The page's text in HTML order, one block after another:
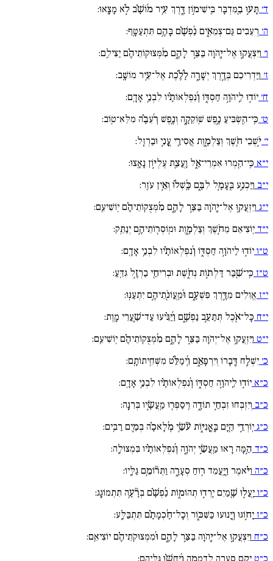
ד׳ תָּע֣וּ בַ֖מִּדְבָּר בִּֽישִׁימ֣וֹן דָּ֑רֶךְ עִ֥יר מ֜וֹשָׁ֗ב לֹ֣א מָצָֽאוּ:
ה׳ רְעֵבִים גַּם־צְמֵאִ֑ים נַ֜פְשָׁ֗ם בָּהֶ֥ם תִּתְעַטָּֽף:
ו׳ וַיִּצְעֲק֣וּ אֶל־יְ֖הֹוָה בַּצַּ֣ר לָהֶ֑ם מִ֜מְּצוּקֽוֹתֵיהֶ֗ם יַצִּילֵֽם:
ז׳ וַיַּדְרִיכֵם בְּדֶ֣רֶךְ יְשָׁרָ֑ה לָ֜לֶ֗כֶת אֶל־עִ֥יר מוֹשָֽׁב:
ח׳ יוֹד֣וּ לַֽיהֹוָ֣ה חַסְדּ֑וֹ וְ֜נִפְלְאוֹתָ֗יו לִבְנֵ֥י אָדָֽם:
ט׳ כִּֽי־הִ֖שְׂבִּיעַ נֶ֣פֶשׁ שֽׁוֹקֵקָ֑ה וְנֶ֥פֶשׁ רְ֜עֵבָ֗ה מִלֵּא־טֽוֹב:
י׳ יֹ֣שְׁבֵי חֹ֥שֶׁךְ וְצַלְמָ֑וֶת אֲסִירֵ֖י עֳנִ֣י וּבַרְזֶֽל:
י״א כִּֽי־הִ֖מְרוּ אִמְרֵי־אֵ֑ל וַֽעֲצַ֖ת עֶלְי֣וֹן נָאָֽצוּ:
י״ב וַיַּכְנַ֣ע בֶּֽעָמָ֣ל לִבָּ֑ם כָּֽ֜שְׁל֗וּ וְאֵ֣ין עֹזֵֽר:
י״ג וַיִּזְעֲק֣וּ אֶל־יְ֖הֹוָה בַּצַּ֣ר לָהֶ֑ם מִ֜מְּצֻקֽוֹתֵיהֶ֗ם יֽוֹשִׁיעֵֽם:
י״ד יֽוֹצִיאֵם מֵחֹ֣שֶׁךְ וְצַלְמָ֑וֶת וּמֽוֹסְר֖וֹתֵיהֶ֣ם יְנַתֵּֽק:
ט״ו יוֹד֣וּ לַיהֹוָ֣ה חַסְדּ֑וֹ וְ֜נִפְלְאוֹתָ֗יו לִבְנֵ֥י אָדָֽם:
ט״ז כִּֽי־שִׁ֖בַּר דַּלְת֣וֹת נְחֹ֑שֶׁת וּבְרִיחֵ֖י בַרְזֶ֣ל גִּדֵּֽעַ:
י״ז אֱוִלִים מִדֶּ֣רֶךְ פִּשְׁעָ֑ם וּ֜מֵֽעֲוֹנֹ֖תֵיהֶ֣ם יִתְעַנּֽוּ:
י״ח כָּל־אֹ֖כֶל תְּתַעֵ֣ב נַפְשָׁ֑ם וַ֜יַּגִּ֗יעוּ עַד־שַׁ֥עֲרֵי מָֽוֶת:
י״ט וַיִּזְעֲק֣וּ אֶל־יְהֹוָה בַּצַּ֣ר לָהֶ֑ם מִ֜מְּצֻקֽוֹתֵיהֶ֗ם יֽוֹשִׁיעֵֽם:
כ׳ יִשְׁלַ֣ח דְּ֖בָרוֹ וְיִרְפָּאֵ֑ם וִֽ֜ימַלֵּ֗ט מִשְּׁחִֽיתוֹתָֽם:
כ״א יוֹד֣וּ לַֽיהֹוָ֣ה חַסְדּ֑וֹ וְ֜נִפְלְאוֹתָ֗יו לִבְנֵ֥י אָדָֽם:
כ״ב וְיִזְבְּחוּ זִבְחֵ֣י תוֹדָ֑ה וִֽיסַפְּר֖וּ מַֽעֲשָׂ֣יו בְּרִנָּֽה:
כ״ג יֽוֹרְדֵ֣י הַ֖יָּם בָּֽאֳנִיּ֑וֹת עֹ֘שֵׂ֥י מְ֜לָאכָ֗ה בְּמַ֣יִם רַבִּֽים:
כ״ד הֵ֣מָּה רָאוּ מַֽעֲשֵׂ֣י יְהֹוָ֑ה וְ֜נִפְלְאוֹתָ֗יו בִּמְצוּלָֽה:
כ״ה וַיֹּ֗אמֶר וַ֖יַּֽעֲמֵד ר֥וּחַ סְעָרָ֑ה וַתְּר֘וֹמֵ֥ם גַּלָּֽיו:
כ״ו יַֽעֲל֣וּ שָׁ֖מַיִם יֵֽרְד֣וּ תְהוֹמ֑וֹת נַ֜פְשָׁ֗ם בְּרָ֘עָ֥ה תִתְמוֹגָֽג:
כ״ז יָח֣וֹגּוּ וְ֖יָנוּעוּ כַּשִּׁכּ֑וֹר וְכָל־חָ֜כְמָתָ֗ם תִּתְבַּלָּֽע:
כ״ח וַיִּצְעֲק֣וּ אֶל־יְ֖הֹוָה בַּצַּ֣ר לָהֶ֑ם וּ֜מִמְּצוּקֹֽתֵיהֶ֗ם יוֹצִיאֵֽם:
כ״ט יָקֵ֣ם סְעָרָה לִדְמָמָ֑ה וַ֜יֶּֽחֱשׁ֗וּ גַּלֵּיהֶֽם: